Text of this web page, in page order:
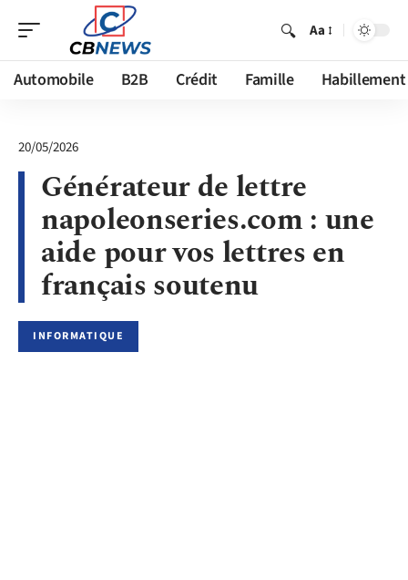
Aa
Automobile B2B Crédit Famille Habillement
20/05/2026
Générateur de lettre
napoleonseries.com : une
aide pour vos lettres en
français soutenu
INFORMATIQUE